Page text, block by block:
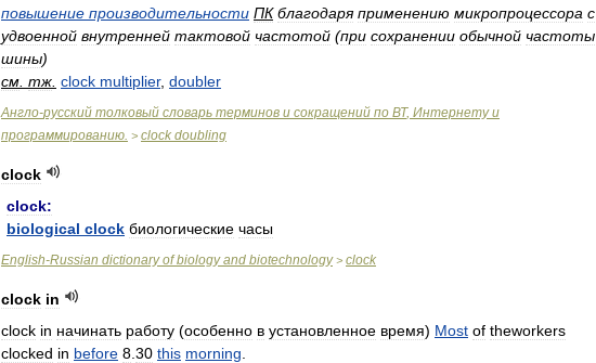
повышение производительности ПК благодаря применению микропроцессора с
удвоенной внутренней тактовой частотой (при сохранении обычной частоты
шины)
см тж clock multiplier, doubler
Англо-русский толковый словарь терминов и сокращений по ВТ, Интернету и
программированию. > clock doubling
clock
clock:
biological clock биологические часы
English-Russian dictionary of biology and biotechnology> clock
clock in
clock in начинать работу (особенно в установленное время) Most of theworkers
clocked in before 8 30 this morning